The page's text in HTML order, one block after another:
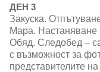
ДЕН 3
Закуска.
Мара. Настаняване
Обяд. Следобед –
с възможност за
представителите